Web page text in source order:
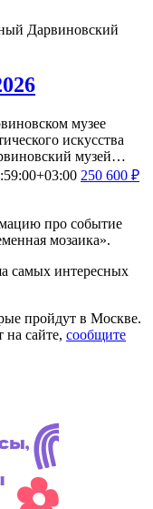
Дарвиновский
музее
искусства
музей…
250 600 ₽
про событие
мозаика».
самых интересных
пройдут в Москве.
на сайте, сообщите